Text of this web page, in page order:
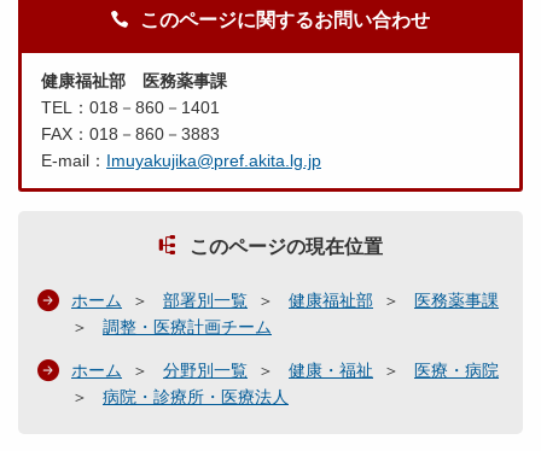
このページに関するお問い合わせ
健康福祉部 医務薬事課
TEL：018－860－1401
FAX：018－860－3883
E-mail： Imuyakujika@pref.akita.lg.jp
このページの現在位置
ホーム 部署別一覧 健康福祉部
医務薬事課
調整・医療計画チーム
ホーム 分野別一覧 健康・福祉
医療・病院
病院・診療所・医療法人